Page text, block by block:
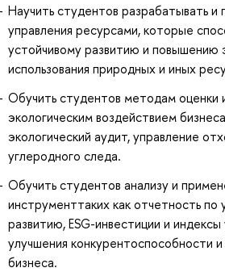
Научить студентов разрабатывать и
управления ресурсами, которые
устойчивому развитию и повышению
использования природных и иных
Обучить студентов методам оценки
экологическим воздействием
экологический аудит, управление
углеродного следа.
Обучить студентов анализу и
инструменттаких как отчетность по
развитию, ESG-инвестиции и
улучшения конкурентоспособности
бизнеса.